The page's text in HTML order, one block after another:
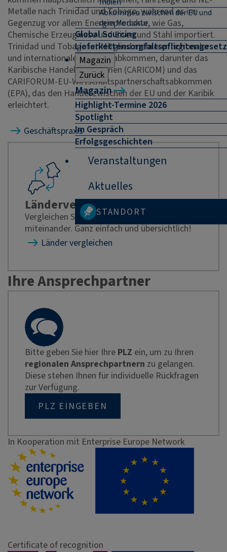
Abkommen zwischen der EU und
dem Mercosur
Global Sourcing
Lieferkettensorgfaltspflichtengesetz
Magazin
Zurück
Magazin
Highlight-Termine 2026
Spotlight
Im Gespräch
Erfolgsgeschichten
Veranstaltungen
Aktuelles
STANDORT
Metalle nach Trinidad und Tobago, während es im
Gegenzug vor allem Energieprodukte, wie Gas,
Chemische Erzeugnisse und Eisen und Stahl importiert.
Trinidad und Tobago ist Mitglied mehrerer regionaler
und internationaler Handelsabkommen, darunter das
Karibische Handelsabkommen (CARICOM) und das
CARIFORUM-EU-Wirtschaftspartnerschaftsabkommen
(EPA), das den Handel zwischen der EU und der Karibik
erleichtert.
Geschäftspraxis
Ländervergleich
Vergleichen Sie Ihre potenziellen Zielmärkte
miteinander. Ganz einfach und übersichtlich!
Länder vergleichen
Ihre Ansprechpartner
Bitte geben Sie hier Ihre PLZ ein, um zu Ihren
regionalen Ansprechpartnern zu gelangen.
Diese stehen Ihnen für individuelle Rückfragen
zur Verfügung.
PLZ EINGEBEN
In Kooperation mit Enterprise Europe Network
Certificate of recognition